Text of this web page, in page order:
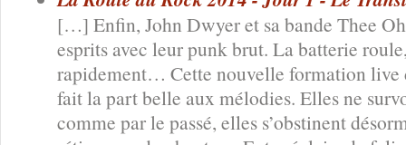
[…] Enfin, John Dwyer et sa bande Thee
esprits avec leur punk brut. La batterie
rapidement… Cette nouvelle formation live
fait la part belle aux mélodies. Elles ne
comme par le passé, elles s’obstinent